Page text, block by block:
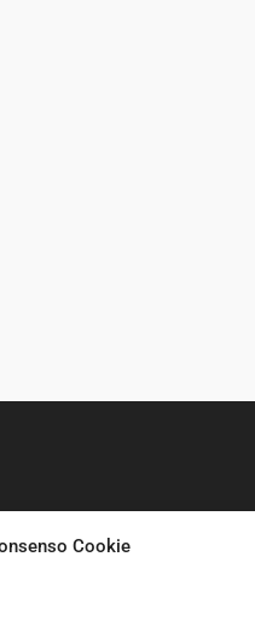
Cookie